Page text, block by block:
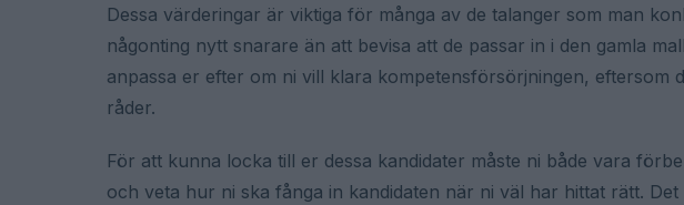
Dessa värderingar är viktiga för många av de talanger som man
någonting nytt snarare än att bevisa att de passar in i den gamla
anpassa er efter om ni vill klara kompetensförsörjningen, eftersom
råder.
För att kunna locka till er dessa kandidater måste ni både vara
och veta hur ni ska fånga in kandidaten när ni väl har hittat rätt.